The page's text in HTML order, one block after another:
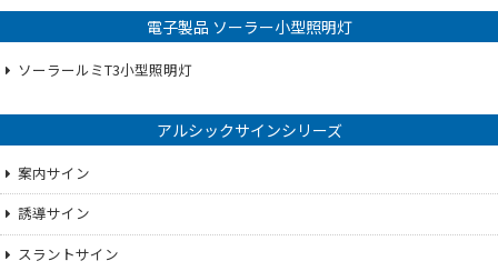
電子製品 ソーラー小型照明灯
ソーラールミT3小型照明灯
アルシックサインシリーズ
案内サイン
誘導サイン
スラントサイン